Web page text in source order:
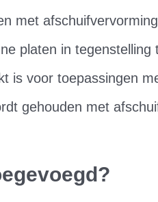
met
platen in tegenstelling
is voor toepassingen
gehouden met